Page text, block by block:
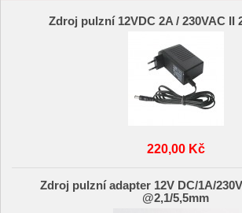
Zdroj pulzní 12VDC 2A / 230VAC II
220,00 Kč
Zdroj pulzní adapter 12V DC/1A/
@2,1/5,5mm